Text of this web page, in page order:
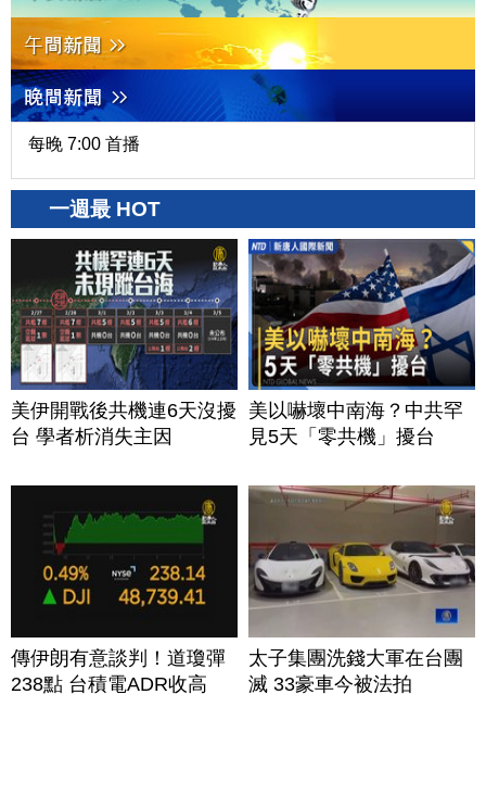
每晚 7:00 首播
一週最 HOT
美伊開戰後共機連6天沒擾
台 學者析消失主因
美以嚇壞中南海？中共罕
見5天「零共機」擾台
傳伊朗有意談判！道瓊彈
238點 台積電ADR收高
太子集團洗錢大軍在台團
滅 33豪車今被法拍